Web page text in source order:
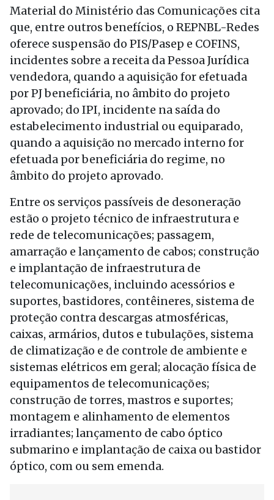
Material do Ministério das Comunicações cita
que, entre outros benefícios, o REPNBL-Redes
oferece suspensão do PIS/Pasep e COFINS,
incidentes sobre a receita da Pessoa Jurídica
vendedora, quando a aquisição for efetuada
por PJ beneficiária, no âmbito do projeto
aprovado; do IPI, incidente na saída do
estabelecimento industrial ou equiparado,
quando a aquisição no mercado interno for
efetuada por beneficiária do regime, no
âmbito do projeto aprovado.
Entre os serviços passíveis de desoneração
estão o projeto técnico de infraestrutura e
rede de telecomunicações; passagem,
amarração e lançamento de cabos; construção
e implantação de infraestrutura de
telecomunicações, incluindo acessórios e
suportes, bastidores, contêineres, sistema de
proteção contra descargas atmosféricas,
caixas, armários, dutos e tubulações, sistema
de climatização e de controle de ambiente e
sistemas elétricos em geral; alocação física de
equipamentos de telecomunicações;
construção de torres, mastros e suportes;
montagem e alinhamento de elementos
irradiantes; lançamento de cabo óptico
submarino e implantação de caixa ou bastidor
óptico, com ou sem emenda.